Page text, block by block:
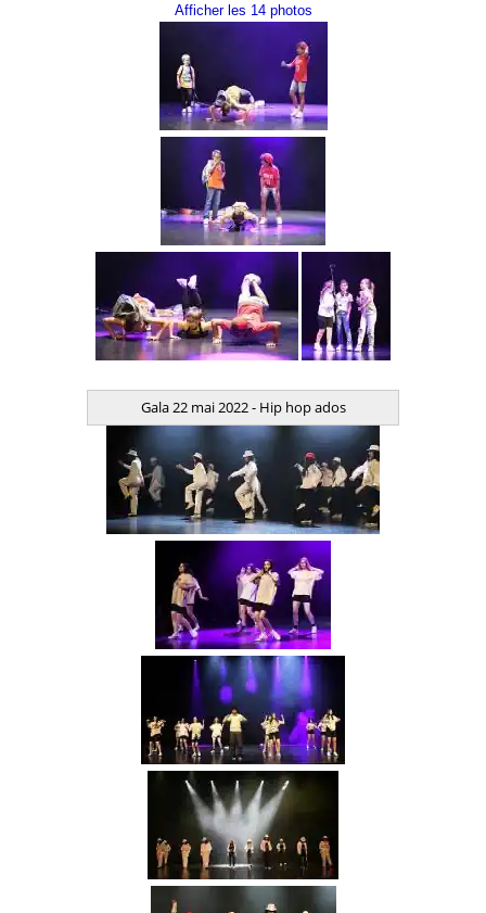
Afficher les 14 photos
Gala 22 mai 2022 - Hip hop ados